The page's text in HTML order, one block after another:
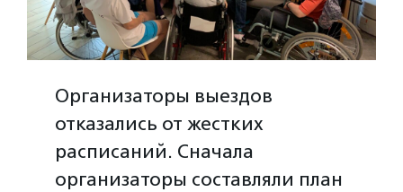
Организаторы выездов
отказались от жестких
расписаний. Сначала
организаторы составляли план